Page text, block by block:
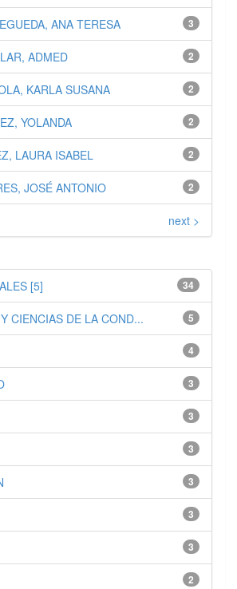
3
ANA TERESA
2
ADMED
2
KARLA SUSANA
2
YOLANDA
2
LAURA ISABEL
2
JOSÉ ANTONIO
next >
34
[5]
5
CIENCIAS DE LA COND...
4
3
3
3
3
3
3
2